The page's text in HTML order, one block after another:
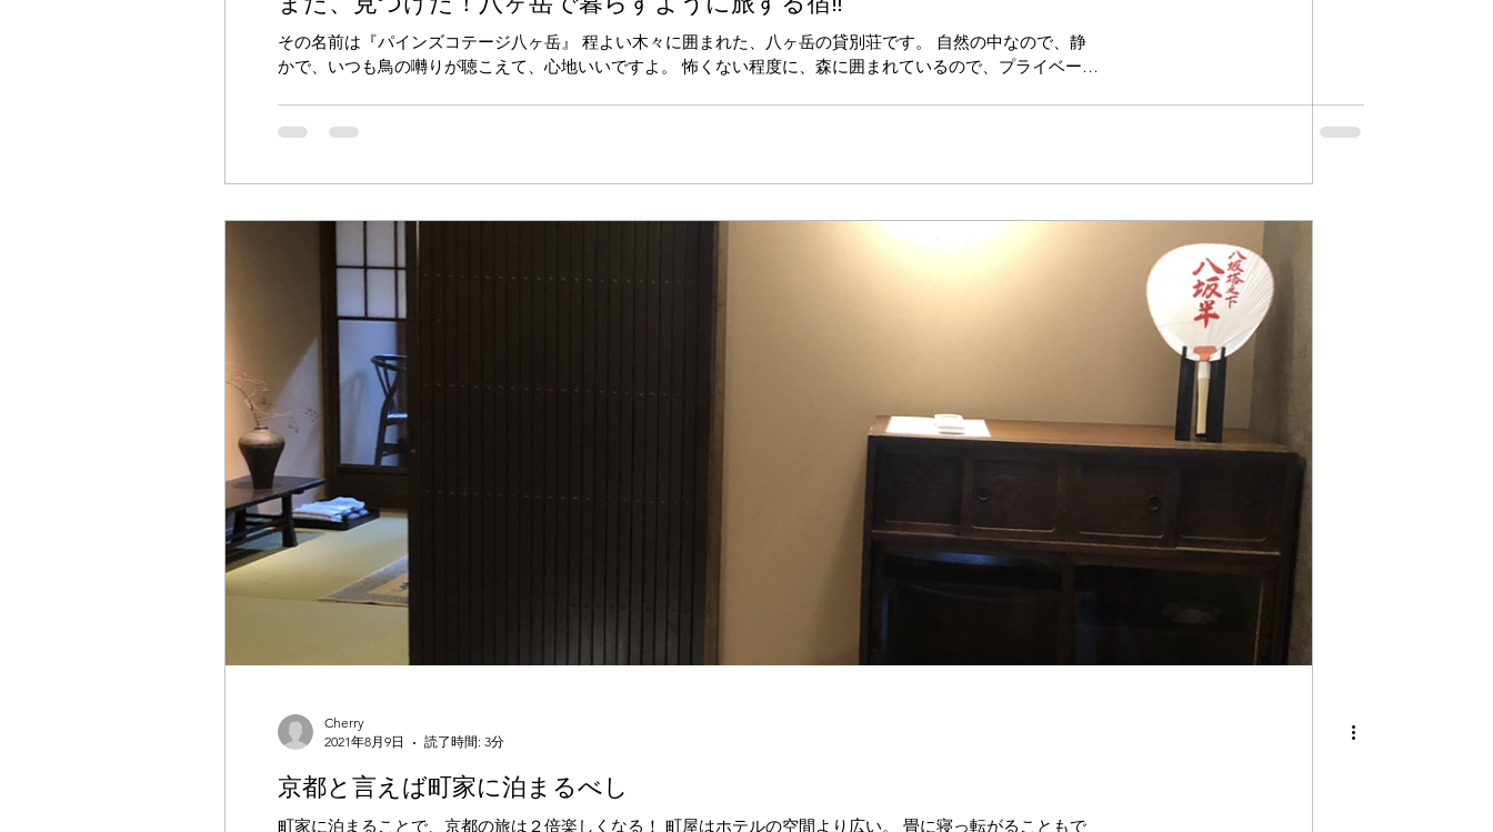
その名前は『パインズコテージ八ヶ岳』 程よい木々に囲まれた、八ヶ岳の貸別荘です。 自然の中なので、静
かで、いつも鳥の囀りが聴こえて、心地いいですよ。 怖くない程度に、森に囲まれているので、プライベート
Cherry
2021年8月9日
読了時間: 3分
京都と言えば町家に泊まるべし
町家に泊まることで、京都の旅は２倍楽しくなる！ 町屋はホテルの空間より広い。 畳に寝っ転がることもで